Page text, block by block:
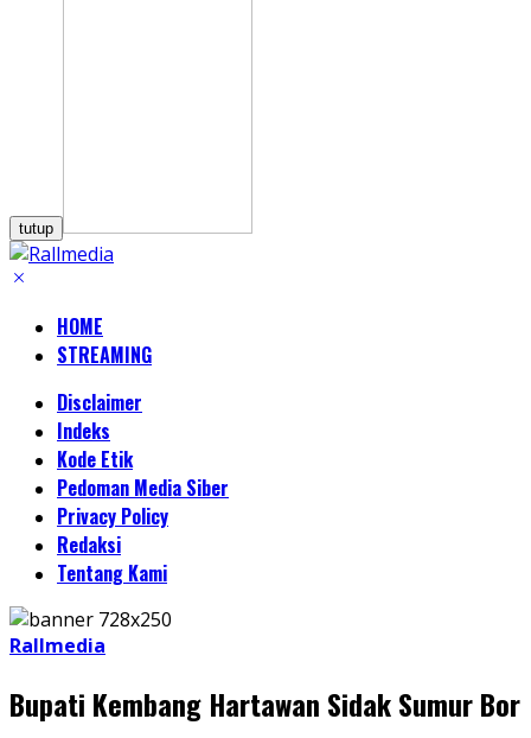
tutup
HOME
STREAMING
Disclaimer
Indeks
Kode Etik
Pedoman Media Siber
Privacy Policy
Redaksi
Tentang Kami
Rallmedia
Bupati Kembang Hartawan Sidak Sumur Bor